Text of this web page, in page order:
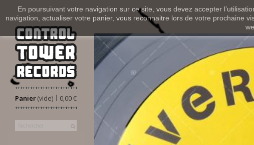
En poursuivant votre navigation sur ce site, vous devez accepter
navigation, actualiser votre panier, vous reconnaitre lors de votre prochaine
Panier 0,00 €
|
(vide)